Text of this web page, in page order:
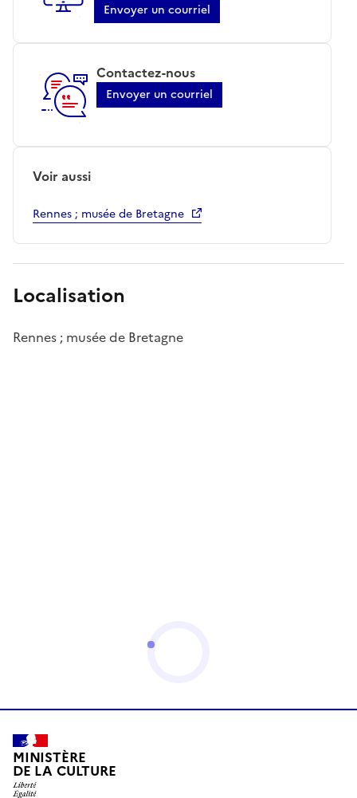
Envoyer un courriel
Contactez-nous
Envoyer un courriel
Voir aussi
Rennes ; musée de Bretagne
Localisation
Rennes ; musée de Bretagne
MINISTÈRE
DE LA CULTURE